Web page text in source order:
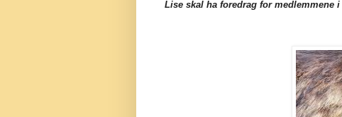
Lise skal ha foredrag for medlemmene i